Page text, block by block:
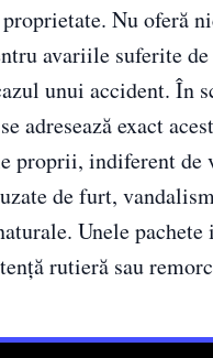
proprietate. Nu oferă
avariile suferite
unui accident. În
adresează exact
proprii, indiferent de
de furt,
Unele
rutieră sau